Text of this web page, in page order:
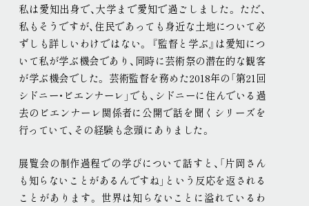
私は愛知出身で、大学まで愛知で過ごしました。 ただ、
私もそうですが、住民であっても身近な土地について必
ずしも詳しいわけではない。
『監督と学ぶ』は愛知につ
いて私が学ぶ機会であり、同時に芸術祭の潜在的な観客
が学ぶ機会でした。 芸術監督を務めた2018年の「第21回
シドニー・ビエンナーレ」でも、シドニーに住んでいる過
去のビエンナーレ関係者に公開で話を聞くシリーズを
行っていて、その経験も念頭にありました。
展覧会の制作過程での学びについて話すと、「片岡さん
も知らないことがあるんですね」という反応を返される
ことがあります。 世界は知らないことに溢れているわ